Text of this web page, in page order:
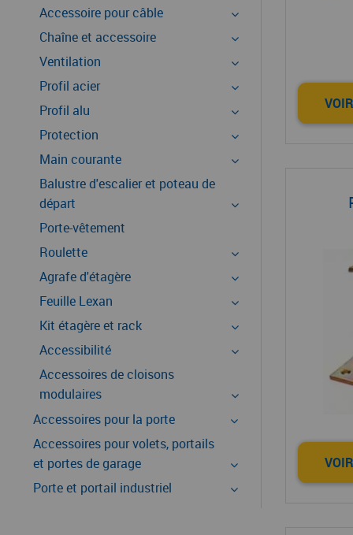
Accessoire pour câble
Chaîne et accessoire
Ventilation
Profil acier
Profil alu
Protection
Main courante
Balustre d'escalier et poteau de
départ
Porte-vêtement
Roulette
Agrafe d'étagère
Feuille Lexan
Kit étagère et rack
Accessibilité
Accessoires de cloisons
modulaires
Accessoires pour la porte
Accessoires pour volets, portails
et portes de garage
Porte et portail industriel